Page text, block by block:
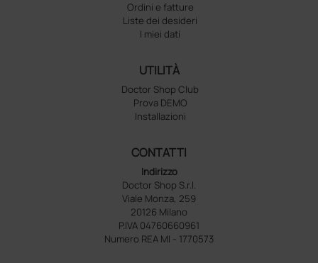
Ordini e fatture
Liste dei desideri
I miei dati
UTILITÀ
Doctor Shop Club
Prova DEMO
Installazioni
CONTATTI
Indirizzo
Doctor Shop S.r.l.
Viale Monza, 259
20126 Milano
P.IVA 04760660961
Numero REA MI - 1770573